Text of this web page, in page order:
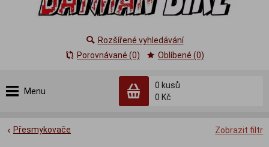
Menu
0 kusů
0 Kč
Rozšířené vyhledávání
Porovnávané (0)
Oblíbené (0)
Zobrazit filtr
Přesmykovače